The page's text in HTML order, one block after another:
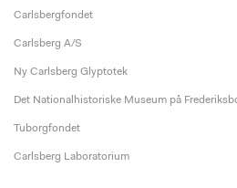
Carlsbergfondet
Carlsberg A/S
Ny Carlsberg Glyptotek
Det Nationalhistoriske Museum på
Tuborgfondet
Carlsberg Laboratorium